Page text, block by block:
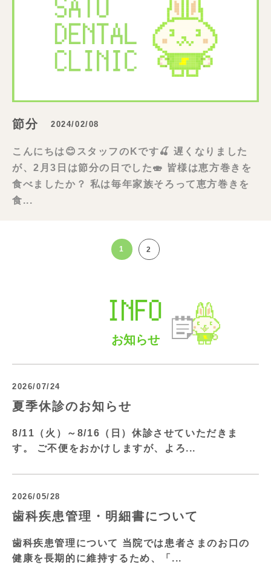
節分 2024/02/08
こんにちは😊スタッフのKです🍒 遅くなりました
が、2月3日は節分の日でした🍣 皆様は恵方巻きを
食べましたか？ 私は毎年家族そろって恵方巻きを
食...
1 2
INFO
お知らせ
2026/07/24
夏季休診のお知らせ
8/11（火）～8/16（日）休診させていただきま
す。 ご不便をおかけしますが、よろ...
2026/05/28
歯科疾患管理・明細書について
歯科疾患管理について 当院では患者さまのお口の
健康を長期的に維持するため、「...